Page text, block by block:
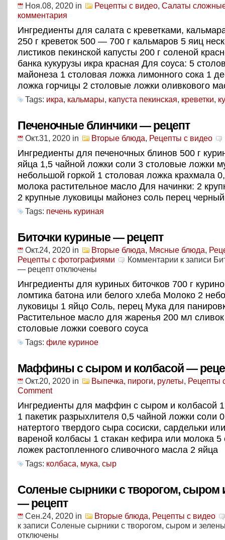
Ноя.08, 2020 in Рецепты с видео, Салаты
комментария
Ингредиенты для салата с креветками,
250 г креветок 500 — 700 г кальмаров 5 яиц
листиков пекинской капусты 200 г соленой
банка кукурузы икра красная Для соуса: 5
майонеза 1 столовая ложка лимонного сока 1
ложка горчицы 2 столовые ложки оливкового
Tags: икра, кальмары, капуста пекинская, креветки,
Печеночные блинчики — рецепт
Окт.31, 2020 in Вторые блюда, Рецепты с видео
Ингредиенты для печеночных блинов 500 г
яйца 1,5 чайной ложки соли 3 столовые ложки
небольшой горкой 1 столовая ложка крахмала
молока растительное масло Для начинки: 2
2 крупные луковицы майонез соль перец
Tags: печень куриная
Биточки куриные — рецепт
Окт.24, 2020 in Вторые блюда, Мясные блюда,
Рецепты с фотографиями
Комментарии к записи
— рецепт отключены
Ингредиенты для куриных биточков 700 г
ломтика батона или белого хлеба Молоко 2
луковицы 1 яйцо Соль, перец Мука для
Растительное масло для жаренья 200 мл
столовые ложки соевого соуса
Tags: филе куриное
Маффины с сыром и колбасой —
Окт.20, 2020 in Выпечка, пироги, рулеты, Рецепты
Comment
Ингредиенты для маффин с сыром и колбасой 1
1 пакетик разрыхлителя 0,5 чайной ложки соли
натертого твердого сыра сосиски, сардельки
вареной колбасы 1 стакан кефира или молока 5
ложек растопленного сливочного масла 2 яйца
Tags: колбаса, мука, сыр
Соленые сырники с творогом, сыром
— рецепт
Сен.24, 2020 in Вторые блюда, Рецепты с видео
к записи Соленые сырники с творогом, сыром и
отключены